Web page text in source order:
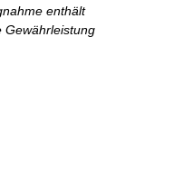
enthält
Gewährleistung